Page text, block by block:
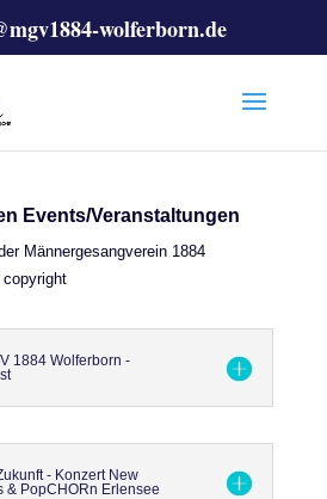
wolferborn.de
Events/Veranstaltungen
Männergesangverein 1884
1884 Wolferborn -
- Konzert New
& PopCHORn Erlensee